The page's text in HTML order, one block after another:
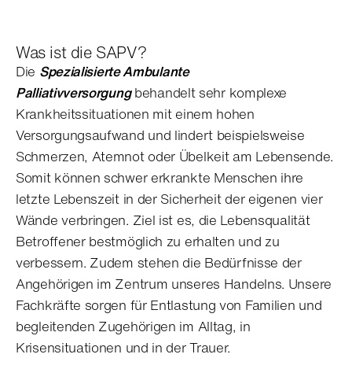
Was ist die SAPV?
Die Spezialisierte Ambulante
Palliativversorgungbehandelt sehr komplexe
Krankheitssituationen mit einem hohen
Versorgungsaufwand und lindert beispielsweise
Schmerzen, Atemnot oder Übelkeit am Lebensende.
Somit können schwer erkrankte Menschen ihre
letzte Lebenszeit in der Sicherheit der eigenen vier
Wände verbringen. Ziel ist es, die Lebensqualität
Betroffener bestmöglich zu erhalten und zu
verbessern. Zudem stehen die Bedürfnisse der
Angehörigen im Zentrum unseres Handelns. Unsere
Fachkräfte sorgen für Entlastung von Familien und
begleitenden Zugehörigen im Alltag, in
Krisensituationen und in der Trauer.